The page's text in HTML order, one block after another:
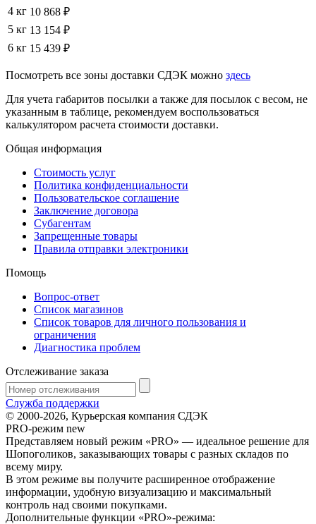
4 кг 10 868 ₽
5 кг 13 154 ₽
6 кг 15 439 ₽
Посмотреть все зоны доставки СДЭК можно здесь
Для учета габаритов посылки а также для посылок с весом, не
указанным в таблице, рекомендуем воспользоваться
калькулятором расчета стоимости доставки.
Общая информация
Стоимость услуг
Политика конфиденциальности
Пользовательское соглашение
Заключение договора
Субагентам
Запрещенные товары
Правила отправки электроники
Помощь
Вопрос-ответ
Список магазинов
Список товаров для личного пользования и
ограничения
Диагностика проблем
Отслеживание заказа
Служба поддержки
© 2000-2026, Курьерская компания СДЭК
PRO-режим new
Представляем новый режим «PRO» — идеальное решение для
Шопоголиков, заказывающих товары с разных складов по
всему миру.
В этом режиме вы получите расширенное отображение
информации, удобную визуализацию и максимальный
контроль над своими покупками.
Дополнительные функции «PRO»-режима: